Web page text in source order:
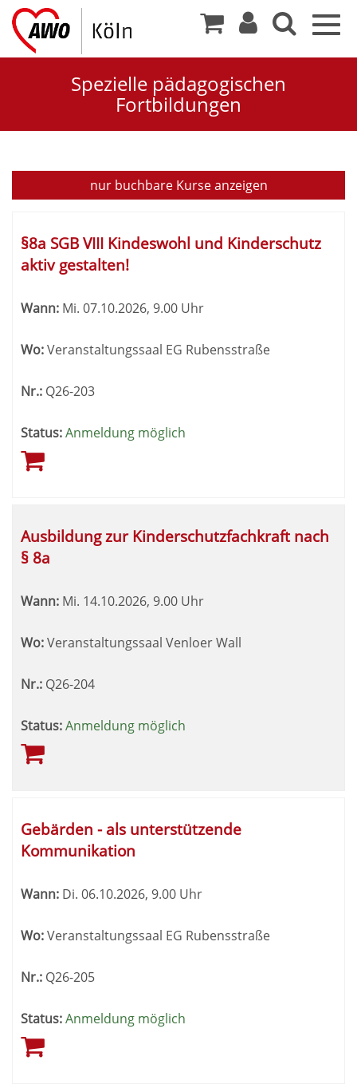
Spezielle pädagogischen
Fortbildungen
Spezielle
Fortbildungen
nur buchbareKurse anzeigen
Tabellenüberschriften
können
sortiert
§8a SGB VIII Kindeswohl und Kinderschutz
aktiv gestalten!
Wann: Mi. 07.10.2026, 9.00 Uhr
Wo:Veranstaltungssaal EG Rubensstraße
Nr.: Q26-203
Status:Anmeldung möglich
Ausbildung zur Kinderschutzfachkraft nach
§ 8a
Wann: Mi. 14.10.2026, 9.00 Uhr
Wo:Veranstaltungssaal Venloer Wall
Nr.: Q26-204
Status:Anmeldung möglich
Gebärden - als unterstützende
Kommunikation
Wann: Di. 06.10.2026, 9.00 Uhr
Wo:Veranstaltungssaal EG Rubensstraße
Nr.: Q26-205
Status:Anmeldung möglich